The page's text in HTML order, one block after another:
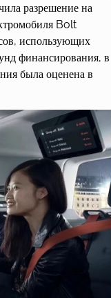
разрешение на
Bolt
использующих
финансирования, в
была оценена в